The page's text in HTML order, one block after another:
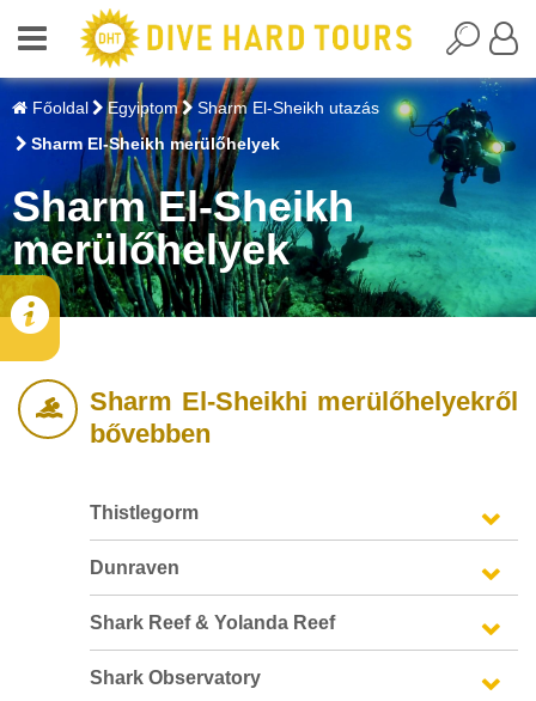
Főoldal Egyiptom
Sharm El-Sheikh utazás
Sharm El-Sheikh merülőhelyek
Sharm El-Sheikh
merülőhelyek
Sharm El-Sheikhi merülőhelyekről
bővebben
Thistlegorm
Dunraven
Shark Reef & Yolanda Reef
Shark Observatory